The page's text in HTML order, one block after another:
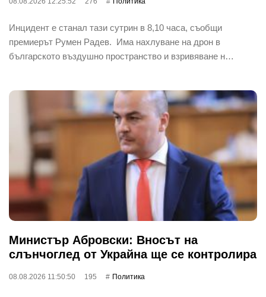
Инцидент е станал тази сутрин в 8,10 часа, съобщи
премиерът Румен Радев. Има нахлуване на дрон в
българското въздушно пространство и взривяване н…
Министър Абровски: Вносът на
слънчоглед от Украйна ще се контролира
08.08.2026 11:50:50 195 Политика